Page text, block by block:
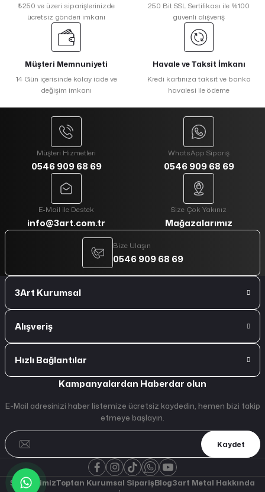
₺250 ve üzeri siparişlerinizde
ücretsiz gönderi imkanı
250 Bit SSL Sertifikası ile %100
güvenli alışveriş
Müşteri Memnuniyeti
14 Gün içerisinde kolay iade ve
değişim imkanı
Havale ve Taksit İmkanı
Kredi kartınıza taksit ve banka
havalesi ile ödeme
Müşteri Hizmetleri
0546 909 68 69
WhatsApp Sipariş
0546 909 68 69
E-Mail ile Destek
info@3art.com.tr
Size Çok Yakınız
Mağazalarımız
Bize Ulaşın
0546 909 68 69
3Art Kurumsal
Alışveriş
Hızlı Bağlantılar
Kampanyalardan Haberdar olun
E-Mail adresinizi haber listemize ücretsiz kaydedin, hemen bizi takip
etmeye başlayın.
Kaydet
ŞubelerimizToptan Kurumsal SiparişBlog3art Metal Hakkında